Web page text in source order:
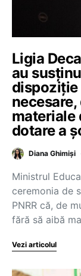
Ligia
au
materiale
dotare a
Diana Ghimiși
Ministrul
ceremonia de
PNRR că, de
fără să aibă
Vezi articolul